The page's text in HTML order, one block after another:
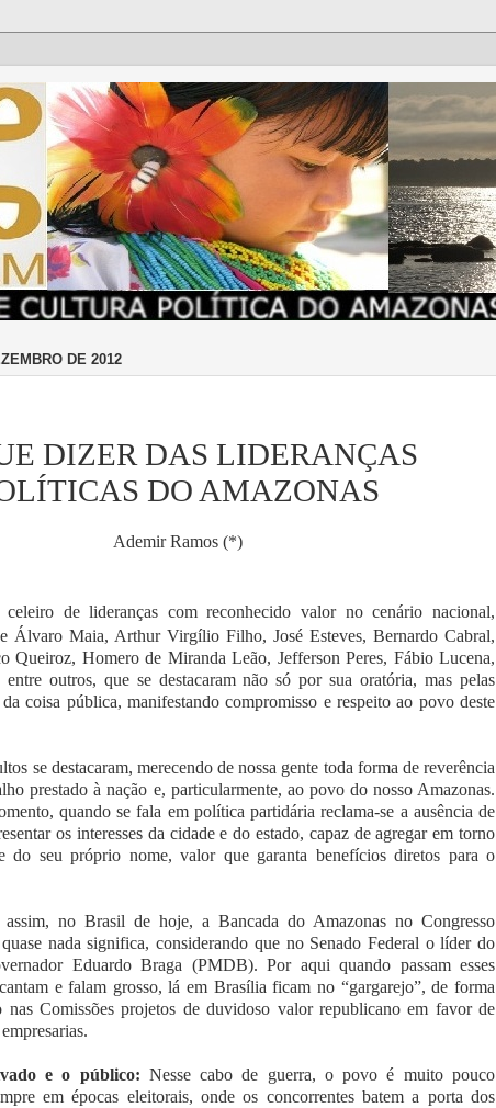
DE 2012
DIZER DAS LIDERANÇAS
DO AMAZONAS
Ademir Ramos (*)
celeiro de lideranças com reconhecido valor no cenário nacional,
Álvaro Maia, Arthur Virgílio Filho, José Esteves, Bernardo Cabral,
Queiroz, Homero de Miranda Leão, Jefferson Peres, Fábio Lucena,
outros, que se destacaram não só por sua oratória, mas pelas
coisa pública, manifestando compromisso e respeito ao povo deste
se destacaram, merecendo de nossa gente toda forma de reverência
prestado à nação e, particularmente, ao povo do nosso Amazonas.
quando se fala em política partidária reclama-se a ausência de
os interesses da cidade e do estado, capaz de agregar em torno
do seu próprio nome, valor que garanta benefícios diretos para o
assim, no Brasil de hoje, a Bancada do Amazonas no Congresso
nada significa, considerando que no Senado Federal o líder do
Eduardo Braga (PMDB). Por aqui quando passam esses
e falam grosso, lá em Brasília ficam no “gargarejo”, de forma
nas Comissões projetos de duvidoso valor republicano em favor de
e o público: Nesse cabo de guerra, o povo é muito pouco
em épocas eleitorais, onde os concorrentes batem a porta dos